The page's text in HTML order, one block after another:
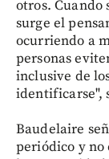
otros. Cuando
surge el
ocurriendo a
personas
inclusive de
identificarse",
Baudelaire
periódico y no